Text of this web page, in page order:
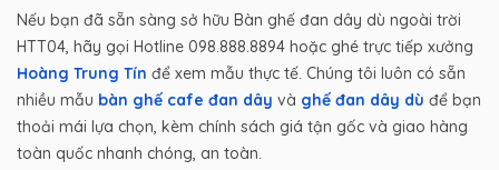
Nếu bạn đã sẵn sàng sở hữu Bàn ghế đan dây dù ngoài trời
HTT04, hãy gọi Hotline 098.888.8894 hoặc ghé trực tiếp xưởng
Hoàng Trung Tín để xem mẫu thực tế. Chúng tôi luôn có sẵn
nhiều mẫu bàn ghế cafe đan dây và ghế đan dây dù để bạn
thoải mái lựa chọn, kèm chính sách giá tận gốc và giao hàng
toàn quốc nhanh chóng, an toàn.